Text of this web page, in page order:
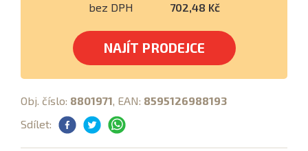
bez DPH 702,48 Kč
NAJÍT PRODEJCE
Obj. číslo: 8801971, EAN: 8595126988193
Sdílet: